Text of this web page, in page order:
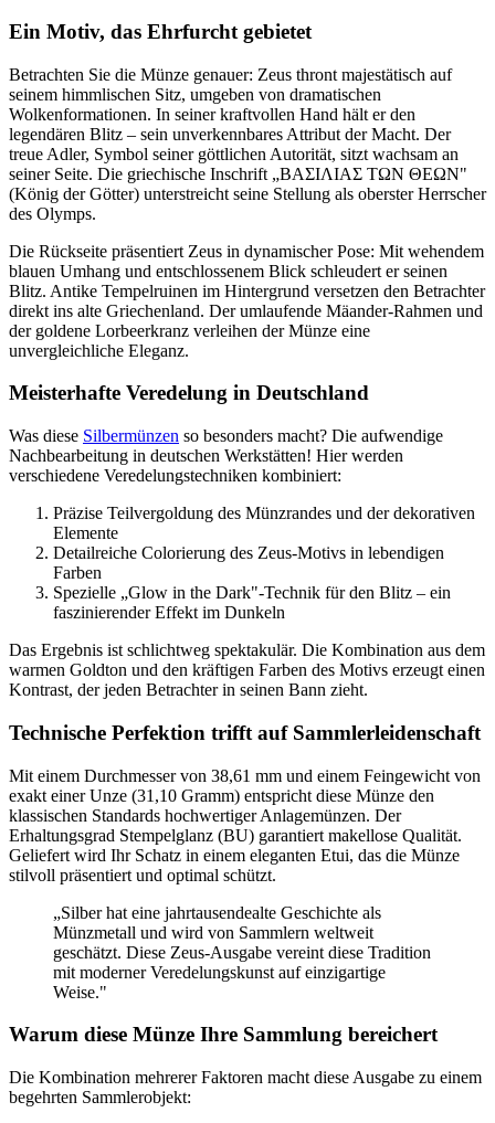
Ein Motiv, das Ehrfurcht gebietet
Betrachten Sie die Münze genauer: Zeus thront majestätisch auf
seinem himmlischen Sitz, umgeben von dramatischen
Wolkenformationen. In seiner kraftvollen Hand hält er den
legendären Blitz – sein unverkennbares Attribut der Macht. Der
treue Adler, Symbol seiner göttlichen Autorität, sitzt wachsam an
seiner Seite. Die griechische Inschrift „ΒΑΣΙΛΙΑΣ ΤΩΝ ΘΕΩΝ"
(König der Götter) unterstreicht seine Stellung als oberster Herrscher
des Olymps.
Die Rückseite präsentiert Zeus in dynamischer Pose: Mit wehendem
blauen Umhang und entschlossenem Blick schleudert er seinen
Blitz. Antike Tempelruinen im Hintergrund versetzen den Betrachter
direkt ins alte Griechenland. Der umlaufende Mäander-Rahmen und
der goldene Lorbeerkranz verleihen der Münze eine
unvergleichliche Eleganz.
Meisterhafte Veredelung in Deutschland
Was diese Silbermünzen so besonders macht? Die aufwendige
Nachbearbeitung in deutschen Werkstätten! Hier werden
verschiedene Veredelungstechniken kombiniert:
Präzise Teilvergoldung des Münzrandes und der dekorativen
Elemente
Detailreiche Colorierung des Zeus-Motivs in lebendigen
Farben
Spezielle „Glow in the Dark"-Technik für den Blitz – ein
faszinierender Effekt im Dunkeln
Das Ergebnis ist schlichtweg spektakulär. Die Kombination aus dem
warmen Goldton und den kräftigen Farben des Motivs erzeugt einen
Kontrast, der jeden Betrachter in seinen Bann zieht.
Technische Perfektion trifft auf Sammlerleidenschaft
Mit einem Durchmesser von 38,61 mm und einem Feingewicht von
exakt einer Unze (31,10 Gramm) entspricht diese Münze den
klassischen Standards hochwertiger Anlagemünzen. Der
Erhaltungsgrad Stempelglanz (BU) garantiert makellose Qualität.
Geliefert wird Ihr Schatz in einem eleganten Etui, das die Münze
stilvoll präsentiert und optimal schützt.
„Silber hat eine jahrtausendealte Geschichte als
Münzmetall und wird von Sammlern weltweit
geschätzt. Diese Zeus-Ausgabe vereint diese Tradition
mit moderner Veredelungskunst auf einzigartige
Weise."
Warum diese Münze Ihre Sammlung bereichert
Die Kombination mehrerer Faktoren macht diese Ausgabe zu einem
begehrten Sammlerobjekt: